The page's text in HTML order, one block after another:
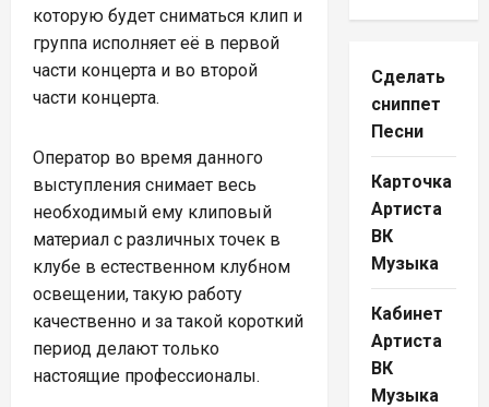
которую будет сниматься клип и
группа исполняет её в первой
части концерта и во второй
части концерта.
Оператор во время данного
выступления снимает весь
необходимый ему клиповый
материал с различных точек в
клубе в естественном клубном
освещении, такую работу
качественно и за такой короткий
период делают только
настоящие профессионалы.
Сделать
сниппет
Песни
Карточка
Артиста
ВК
Музыка
Кабинет
Артиста
ВК
Музыка